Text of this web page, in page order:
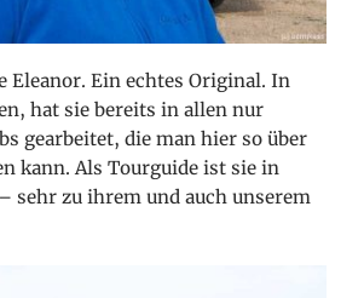
Eleanor. Ein echtes Original. In
hat sie bereits in allen nur
gearbeitet, die man hier so über
kann. Als Tourguide ist sie in
sehr zu ihrem und auch unserem